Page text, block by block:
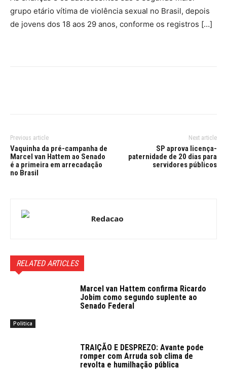
grupo etário vítima de violência sexual no Brasil, depois
de jovens dos 18 aos 29 anos, conforme os registros […]
Previous article
Vaquinha da pré-campanha de
Marcel van Hattem ao Senado
é a primeira em arrecadação
no Brasil
Next article
SP aprova licença-
paternidade de 20 dias para
servidores públicos
Redacao
RELATED ARTICLES
Politica
Marcel van Hattem confirma Ricardo
Jobim como segundo suplente ao
Senado Federal
TRAIÇÃO E DESPREZO: Avante pode
romper com Arruda sob clima de
revolta e humilhação pública